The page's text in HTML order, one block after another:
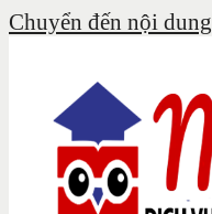
Chuyển đến nội dung